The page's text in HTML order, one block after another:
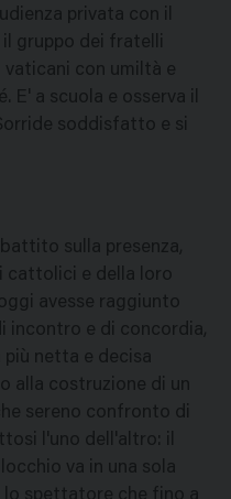
privata con il
gruppo dei fratelli
vaticani con umiltà e
E' a scuola e osserva il
soddisfatto e si
sulla presenza,
cattolici e della loro
avesse raggiunto
incontro e di concordia,
netta e decisa
alla costruzione di un
sereno confronto di
l'uno dell'altro: il
va in una sola